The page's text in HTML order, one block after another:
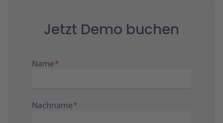
Jetzt Demo buchen
Name*
Nachname*